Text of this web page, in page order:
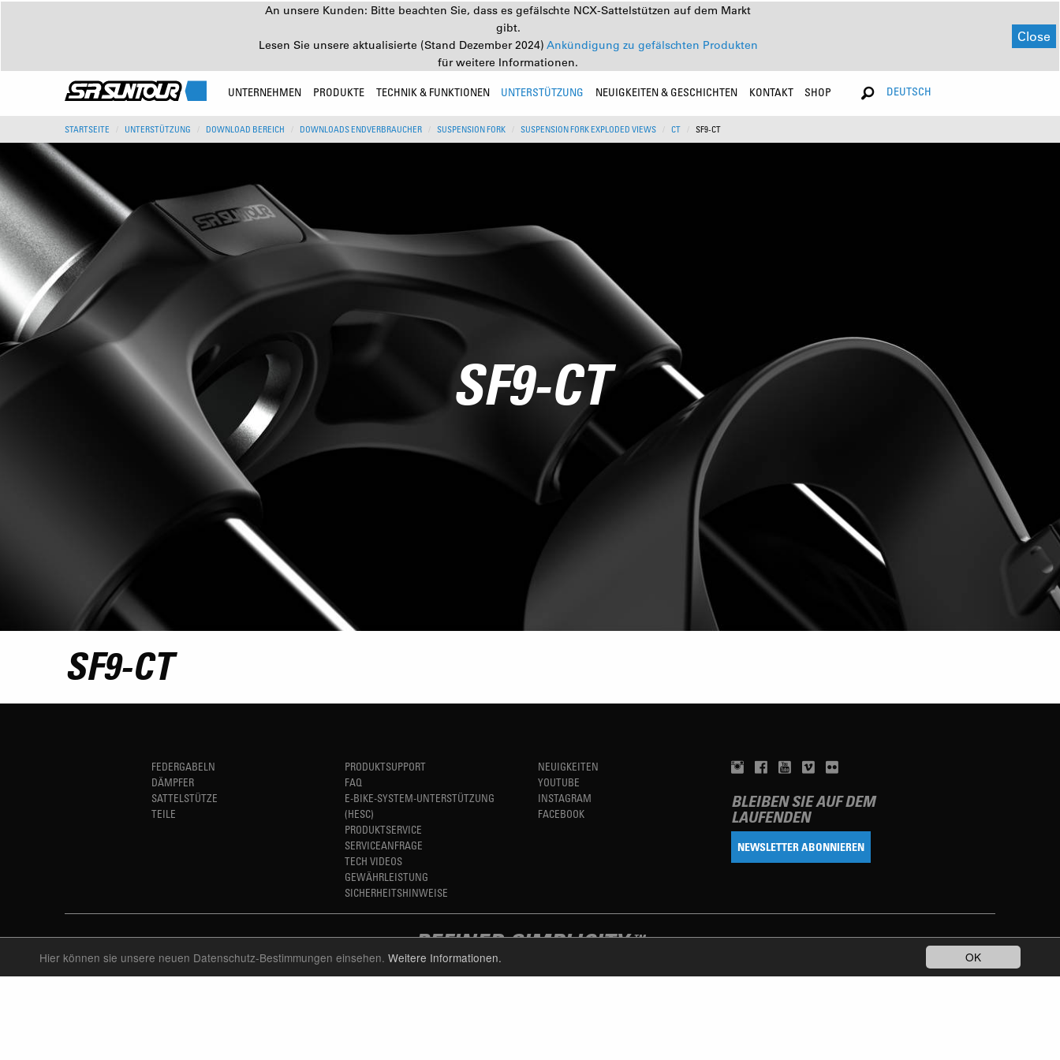
OK
Hier können sie unsere neuen Datenschutz-Bestimmungen einsehen. Weitere Informationen.
An unsere Kunden: Bitte beachten Sie, dass es gefälschte NCX-Sattelstützen auf dem Markt
gibt.
Lesen Sie unsere aktualisierte (Stand Dezember 2024) Ankündigung zu gefälschten Produkten
für weitere Informationen.
Close
UNTERNEHMEN PRODUKTE TECHNIK & FUNKTIONEN UNTERSTÜTZUNG NEUIGKEITEN & GESCHICHTEN KONTAKT SHOP DEUTSCH
STARTSEITE UNTERSTÜTZUNG DOWNLOAD BEREICH DOWNLOADS ENDVERBRAUCHER SUSPENSION FORK SUSPENSION FORK EXPLODED VIEWS CT SF9-CT
SF9-CT
SF9-CT
FEDERGABELN
DÄMPFER
SATTELSTÜTZE
TEILE
PRODUKTSUPPORT
FAQ
E-BIKE-SYSTEM-UNTERSTÜTZUNG
(HESC)
PRODUKTSERVICE
SERVICEANFRAGE
TECH VIDEOS
GEWÄHRLEISTUNG
SICHERHEITSHINWEISE
NEUIGKEITEN
YOUTUBE
INSTAGRAM
FACEBOOK
BLEIBEN SIE AUF DEM
LAUFENDEN
NEWSLETTER ABONNIEREN
REFINED SIMPLICITYTM